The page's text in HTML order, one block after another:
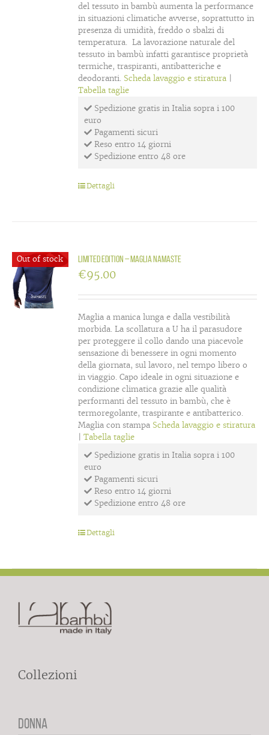
del tessuto in bambù aumenta la performance
in situazioni climatiche avverse, soprattutto in
presenza di umidità, freddo o sbalzi di
temperatura. La lavorazione naturale del
tessuto in bambù infatti garantisce proprietà
termiche, traspiranti, antibatteriche e
deodoranti. Scheda lavaggio e stiratura
Tabella taglie
Spedizione gratis in Italia sopra i 100
euro
Pagamenti sicuri
Reso entro 14 giorni
Spedizione entro 48 ore
Dettagli
Out of stock LIMITED EDITION – maglia Namaste
€95.00
Maglia a manica lunga e dalla vestibilità
morbida. La scollatura a U ha il parasudore
per proteggere il collo dando una piacevole
sensazione di benessere in ogni momento
della giornata, sul lavoro, nel tempo libero o
in viaggio. Capo ideale in ogni situazione e
condizione climatica grazie alle qualità
performanti del tessuto in bambù, che è
termoregolante, traspirante e antibatterico.
Maglia con stampa Scheda lavaggio e stiratura
|Tabella taglie
Spedizione gratis in Italia sopra i 100
euro
Pagamenti sicuri
Reso entro 14 giorni
Spedizione entro 48 ore
Dettagli
Collezioni
DONNA